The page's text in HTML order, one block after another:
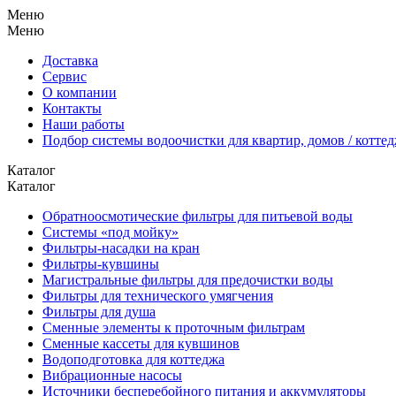
Меню
Меню
Доставка
Сервис
О компании
Контакты
Наши работы
Подбор системы водоочистки для квартир, домов /
Каталог
Каталог
Обратноосмотические фильтры для питьевой воды
Системы «под мойку»
Фильтры-насадки на кран
Фильтры-кувшины
Магистральные фильтры для предочистки воды
Фильтры для технического умягчения
Фильтры для душа
Сменные элементы к проточным фильтрам
Сменные кассеты для кувшинов
Водоподготовка для коттеджа
Вибрационные насосы
Источники бесперебойного питания и аккумуляторы